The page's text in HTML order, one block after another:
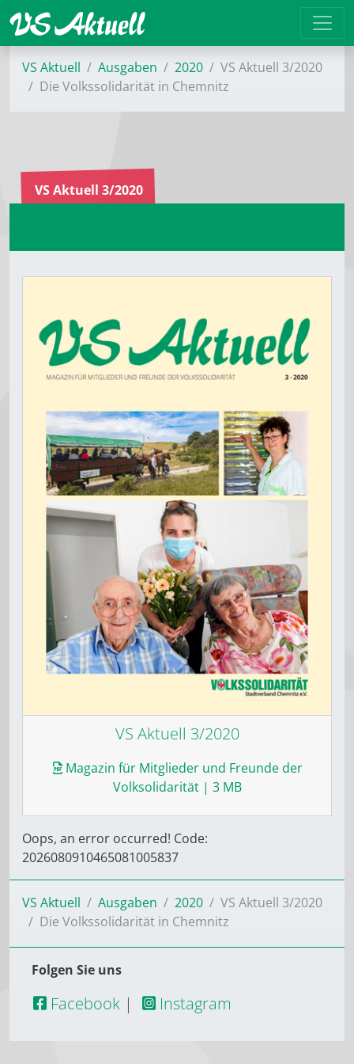
VS Aktuell Ausgaben 2020
VS Aktuell 3/2020
Die Volkssolidarität in Chemnitz
VS Aktuell 3/2020
VS Aktuell 3/2020
Magazin für Mitglieder und Freunde der
Volksolidarität| 3 MB
Oops, an error occurred! Code:
2026080910465081005837
VS Aktuell Ausgaben 2020
VS Aktuell 3/2020
Die Volkssolidarität in Chemnitz
Folgen Sie uns
Facebook | Instagram